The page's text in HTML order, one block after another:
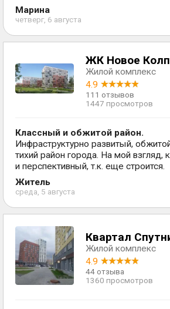
Марина
четверг, 6 августа
ЖК Новое
Жилой комплекс
4.9
111 отзывов
1447 просмотров
Классный и обжитой район.
Инфраструктурно развитый,
тихий район города. На мой взгляд,
и перспективный, т.к. еще строится.
Житель
среда, 5 августа
Квартал
Жилой комплекс
4.9
44 отзыва
1360 просмотров